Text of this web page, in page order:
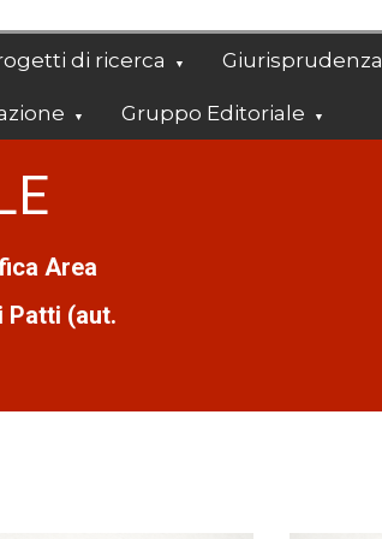
di ricerca Giurisprudenza
Gruppo Editoriale
Area
Patti (aut.